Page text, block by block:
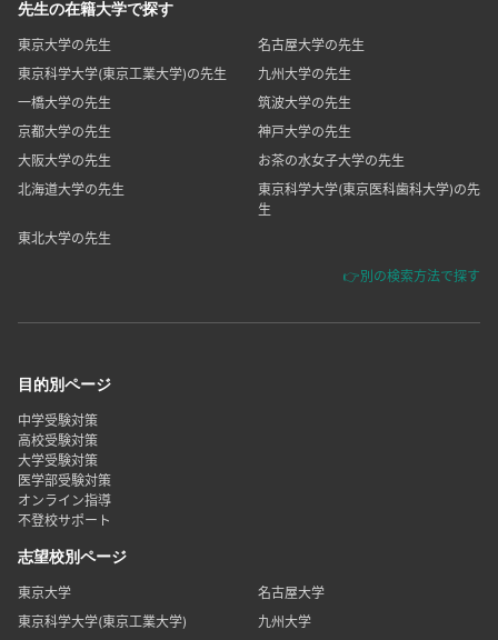
先生の在籍大学で探す
東京大学の先生
名古屋大学の先生
東京科学大学(東京工業大学)の先生
九州大学の先生
一橋大学の先生
筑波大学の先生
京都大学の先生
神戸大学の先生
大阪大学の先生
お茶の水女子大学の先生
北海道大学の先生
東京科学大学(東京医科歯科大学)の先
生
東北大学の先生
👉別の検索方法で探す
目的別ページ
中学受験対策
高校受験対策
大学受験対策
医学部受験対策
オンライン指導
不登校サポート
志望校別ページ
東京大学
名古屋大学
東京科学大学(東京工業大学)
九州大学